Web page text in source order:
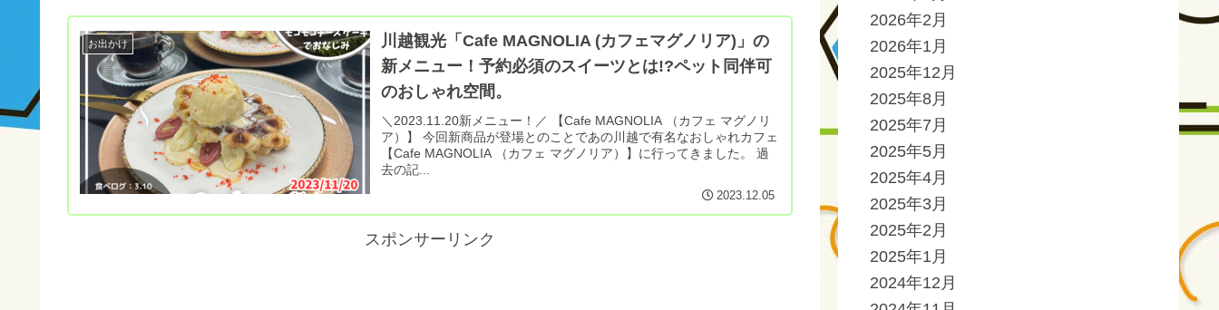
お出かけ
川越観光「Cafe MAGNOLIA (カフェマグノリア)」の
新メニュー！予約必須のスイーツとは!?ペット同伴可
のおしゃれ空間。
＼2023.11.20新メニュー！／ 【Cafe MAGNOLIA （カフェ マグノリ
ア）】 今回新商品が登場とのことであの川越で有名なおしゃれカフェ
【Cafe MAGNOLIA （カフェ マグノリア）】に行ってきました。 過
去の記...
2023.12.05
スポンサーリンク
2026年2月
2026年1月
2025年12月
2025年8月
2025年7月
2025年5月
2025年4月
2025年3月
2025年2月
2025年1月
2024年12月